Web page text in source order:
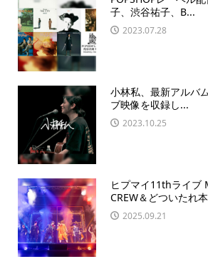
子、渋谷祐子、B...
2023.07.28
小林私、最新アルバ
ブ映像を収録し...
2023.10.25
ヒプマイ11thライブ
CREW＆どついたれ
2025.09.21